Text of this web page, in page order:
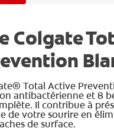
Colgate
Total Active
antibactérienne et 8
Il contribue à
de votre sourire en
de surface.